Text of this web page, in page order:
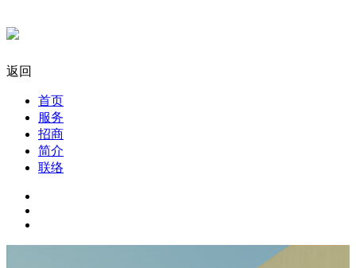
返回
首页
服务
招商
简介
联络